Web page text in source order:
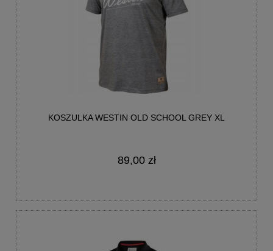
KOSZULKA WESTIN OLD SCHOOL GREY XL
89,00 zł